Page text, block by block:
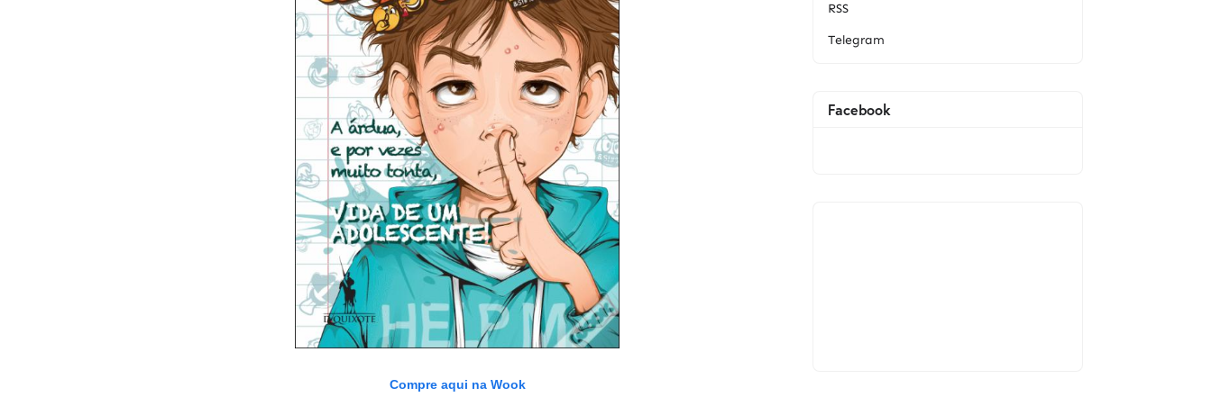
Compre aqui na Wook
RSS
Telegram
Facebook